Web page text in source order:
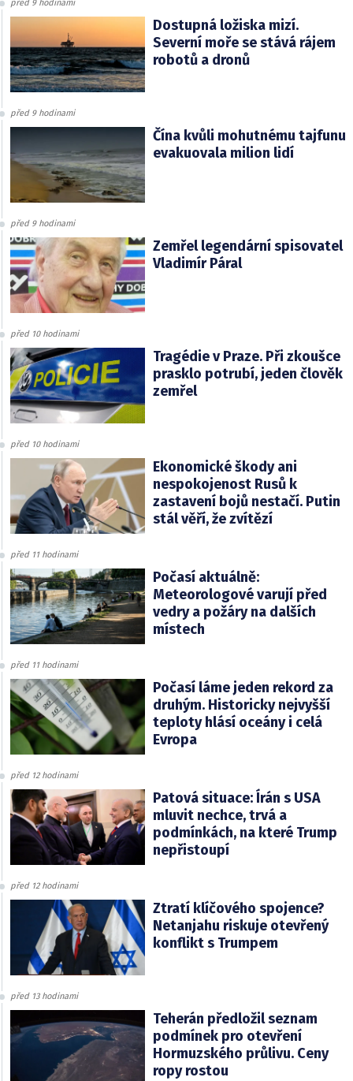
před 9 hodinami
Dostupná ložiska mizí.
Severní moře se stává rájem
robotů a dronů
před 9 hodinami
Čína kvůli mohutnému tajfunu
evakuovala milion lidí
před 9 hodinami
Zemřel legendární spisovatel
Vladimír Páral
před 10 hodinami
Tragédie v Praze. Při zkoušce
prasklo potrubí, jeden člověk
zemřel
před 10 hodinami
Ekonomické škody ani
nespokojenost Rusů k
zastavení bojů nestačí. Putin
stál věří, že zvítězí
před 11 hodinami
Počasí aktuálně:
Meteorologové varují před
vedry a požáry na dalších
místech
před 11 hodinami
Počasí láme jeden rekord za
druhým. Historicky nejvyšší
teploty hlásí oceány i celá
Evropa
před 12 hodinami
Patová situace: Írán s USA
mluvit nechce, trvá a
podmínkách, na které Trump
nepřistoupí
před 12 hodinami
Ztratí klíčového spojence?
Netanjahu riskuje otevřený
konflikt s Trumpem
před 13 hodinami
Teherán předložil seznam
podmínek pro otevření
Hormuzského průlivu. Ceny
ropy rostou